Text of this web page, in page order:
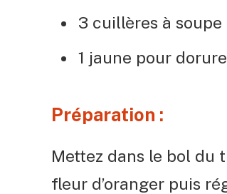
3 cuillères à
1 jaune pour dorure
Préparation :
Mettez dans le bol du
fleur d’oranger puis